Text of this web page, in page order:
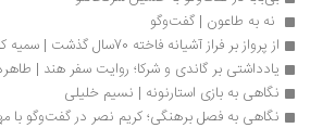
نه به طاعون | گفت‌وگو
از پرواز بر فراز آشیانه فاخته 70سال گذشت | سمیه کاظمی‌
یادداشتی بر گاندی و شرکا؛ روایت سفر هند | طاهره مهری
نگاهی به بازی استارنونه | نسیم خلیلی